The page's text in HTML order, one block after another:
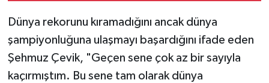
Dünya rekorunu kıramadığını ancak dünya
şampiyonluğuna ulaşmayı başardığını ifade eden
Şehmuz Çevik, "Geçen sene çok az bir sayıyla
kaçırmıştım. Bu sene tam olarak dünya